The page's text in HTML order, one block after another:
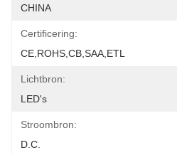
CHINA
Certificering:
CE,ROHS,CB,SAA,ETL
Lichtbron:
LED's
Stroombron:
D.C.